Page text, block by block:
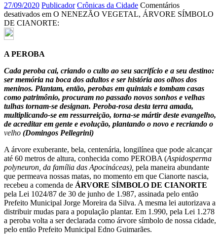
27/09/2020 Publicador Crônicas da Cidade Comentários
desativados em O NENEZÃO VEGETAL, ÁRVORE SÍMBOLO
DE CIANORTE:
A PEROBA
Cada peroba cai, criando o culto ao seu sacrifício e a seu destino:
ser memória na boca dos adultos e ser história aos olhos dos
meninos. Plantam, então, perobas em quintais e tombam casas
como patrimônio, procuram no passado novos sonhos e velhas
tulhas tornam-se designan. Peroba-rosa desta terra amada,
multiplicando-se em ressurreição, torna-se mártir deste evangelho,
de acreditar em gente e evolução, plantando o novo e recriando o
velho (Domingos Pellegrini)
A árvore exuberante, bela, centenária, longilínea que pode alcançar
até 60 metros de altura, conhecida como PEROBA (Aspidosperma
polyneuron, da família das Apocináceas), pela maneira abundante
que permeava nossas matas, no momento em que Cianorte nascia,
recebeu a comenda de ÁRVORE SÍMBOLO DE CIANORTE
pela Lei 1024/87 de 30 de junho de 1.987, assinada pelo então
Prefeito Municipal Jorge Moreira da Silva. A mesma lei autorizava a
distribuir mudas para a população plantar. Em 1.990, pela Lei 1.278
a peroba volta a ser declarada como árvore símbolo de nossa cidade,
pelo então Prefeito Municipal Edno Guimarães.